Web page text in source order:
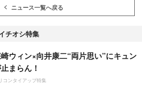
ニュース一覧へ戻る
チオシ特集
ウィン×向井康二“両片思い”にキュン
まらん！
コンタイアップ特集